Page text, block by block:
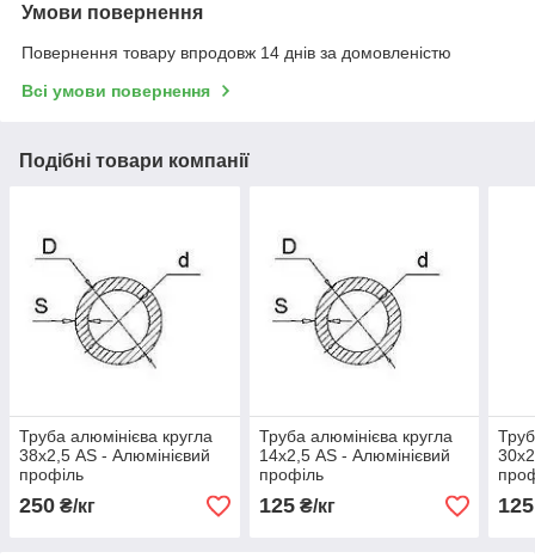
Умови повернення
Повернення товару впродовж 14 днів за домовленістю
Всі умови повернення
Подібні товари компанії
Труба алюмінієва кругла
38х2,5 AS - Алюмінієвий
профіль
250 ₴/кг
Труба алюмінієва кругла
14х2,5 AS - Алюмінієвий
профіль
125₴/кг 125